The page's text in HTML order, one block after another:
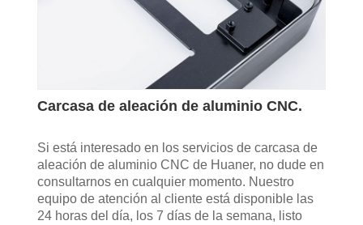
Carcasa de aleación de aluminio CNC.
Si está interesado en los servicios de carcasa de
aleación de aluminio CNC de Huaner, no dude en
consultarnos en cualquier momento. Nuestro
equipo de atención al cliente está disponible las
24 horas del día, los 7 días de la semana, listo